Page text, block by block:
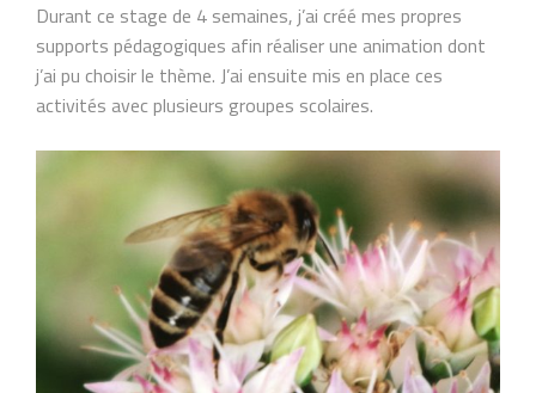
Durant ce stage de 4 semaines, j’ai créé mes propres
supports pédagogiques afin réaliser une animation dont
j’ai pu choisir le thème. J’ai ensuite mis en place ces
activités avec plusieurs groupes scolaires.